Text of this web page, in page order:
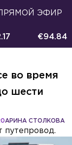
ПРЯМОЙ ЭФИР
€94.84
во время
шести
АРИНА СТОЛКОВА
путепровод.